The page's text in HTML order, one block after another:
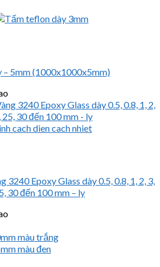
5mm (1000x1000x5mm)
3240 Epoxy Glass dày 0.5, 0.8, 1, 2, 3,
30 đến 100 mm – ly